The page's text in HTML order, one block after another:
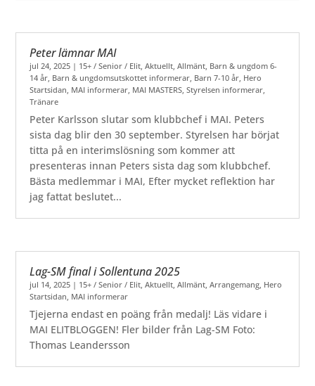
Peter lämnar MAI
jul 24, 2025 | 15+ / Senior / Elit ,Aktuellt ,Allmänt Barn & ungdom 6-
14 år Barn & ungdomsutskottet informerar Barn 7-10 år Hero
Startsidan MAI informerar MAI MASTERS ,Styrelsen informerar
Tränare
Peter Karlsson slutar som klubbchef i MAI. Peters
sista dag blir den 30 september. Styrelsen har börjat
titta på en interimslösning som kommer att
presenteras innan Peters sista dag som klubbchef.
Bästa medlemmar i MAI, Efter mycket reflektion har
jag fattat beslutet...
Lag-SM final i Sollentuna 2025
jul 14, 2025 | 15+ / Senior / Elit,Aktuellt,Allmänt,Arrangemang, Hero
Startsidan, MAI informerar
Tjejerna endast en poäng från medalj! Läs vidare i
MAI ELITBLOGGEN! Fler bilder från Lag-SM Foto:
Thomas Leandersson